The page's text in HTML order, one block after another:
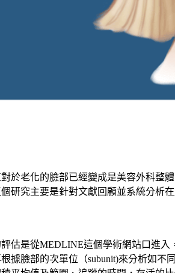
於老化的臉部已經變成是美容外科整
研究主要是針對文獻回顧並系統分析
估是從MEDLINE這個學術網站口進入
據臉部的次單位（subunit)來分析如